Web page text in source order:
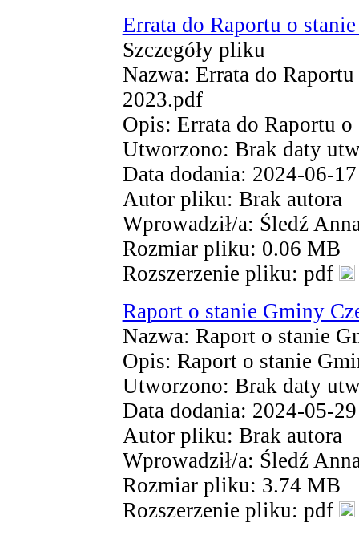
Errata do Raportu o
Szczegóły pliku
Nazwa: Errata do
2023.pdf
Opis: Errata do Raportu
Utworzono: Brak daty
Data dodania: 2024-06-
Autor pliku: Brak autora
Wprowadził/a: Śledź
Rozmiar pliku: 0.06 MB
Rozszerzenie pliku: pdf
Raport o stanie Gminy
Nazwa: Raport o stanie
Opis: Raport o stanie
Utworzono: Brak daty
Data dodania: 2024-05-
Autor pliku: Brak autora
Wprowadził/a: Śledź
Rozmiar pliku: 3.74 MB
Rozszerzenie pliku: pdf